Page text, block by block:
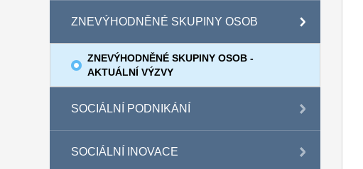
ZNEVÝHODNĚNÉ SKUPINY OSOB
ZNEVÝHODNĚNÉ SKUPINY OSOB -
AKTUÁLNÍ VÝZVY
SOCIÁLNÍ PODNIKÁNÍ
SOCIÁLNÍ INOVACE